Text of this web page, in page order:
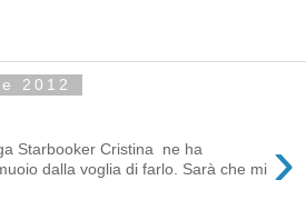
2012
›
Starbooker Cristina ne ha
dalla voglia di farlo. Sarà che mi